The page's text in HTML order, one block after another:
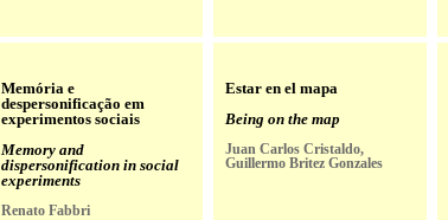
Memória e
despersonificação em
experimentos sociais
Memory and
dispersonification in social
experiments
Renato Fabbri
Estar en el mapa
Being on the map
Juan Carlos Cristaldo,
Guillermo Britez Gonzales